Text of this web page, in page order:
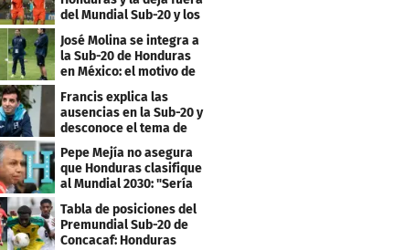
del Mundial Sub-20 y los
Juegos Olímpicos
José Molina se integra a
la Sub-20 de Honduras
en México: el motivo de
su viaje
Francis explica las
ausencias en la Sub-20 y
desconoce el tema de
los tiktokers
Pepe Mejía no asegura
que Honduras clasifique
al Mundial 2030: "Sería
mentir"
Tabla de posiciones del
Premundial Sub-20 de
Concacaf: Honduras